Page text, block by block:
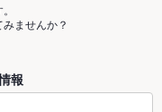
ませんか？
報